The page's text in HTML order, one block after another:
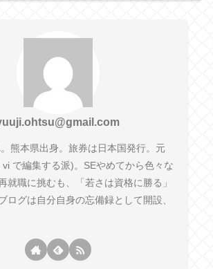
熊本県出身。旅券は日本国発行。元
で編集する派)。SEやめてから色々な
就職に挑むも、「若さは資格に勝る」
ログは自分自身の忘備録として開設、